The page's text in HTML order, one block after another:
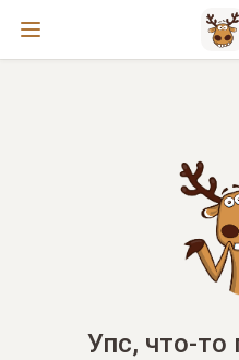
Упс, что-